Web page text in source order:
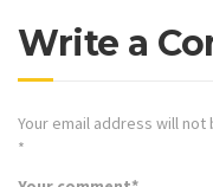
Write a
Your email address will not
*